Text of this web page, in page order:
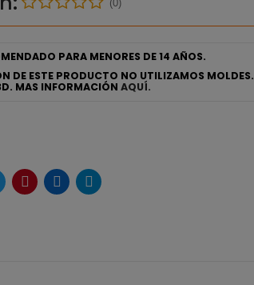
(0)
PARA MENORES DE 14 AÑOS.
DE ESTE PRODUCTO NO UTILIZAMOS MOLDES.
MAS INFORMACIÓN AQUÍ.